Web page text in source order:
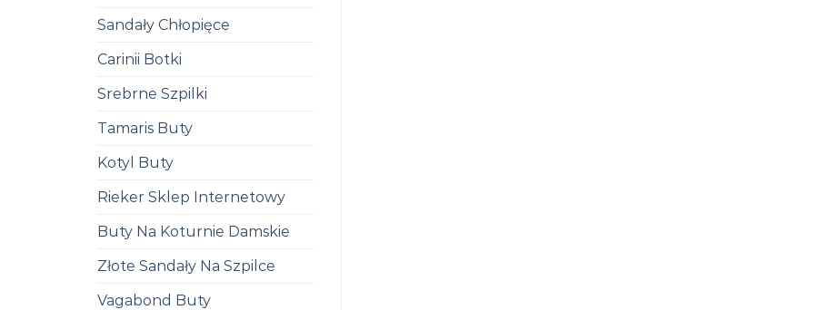
Sandały Chłopięce
Carinii Botki
Srebrne Szpilki
Tamaris Buty
Kotyl Buty
Rieker Sklep Internetowy
Buty Na Koturnie Damskie
Złote Sandały Na Szpilce
Vagabond Buty